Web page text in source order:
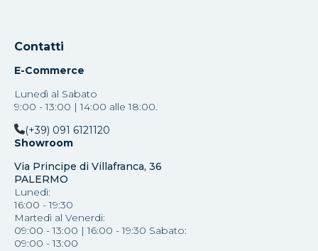
Contatti
E-Commerce
Lunedì al Sabato
9:00 - 13:00 | 14:00 alle 18:00.
(+39) 091 6121120
Showroom
Via Principe di Villafranca, 36
PALERMO
Lunedì:
16:00 - 19:30
Martedì al Venerdi:
09:00 - 13:00 | 16:00 - 19:30 Sabato:
09:00 - 13:00